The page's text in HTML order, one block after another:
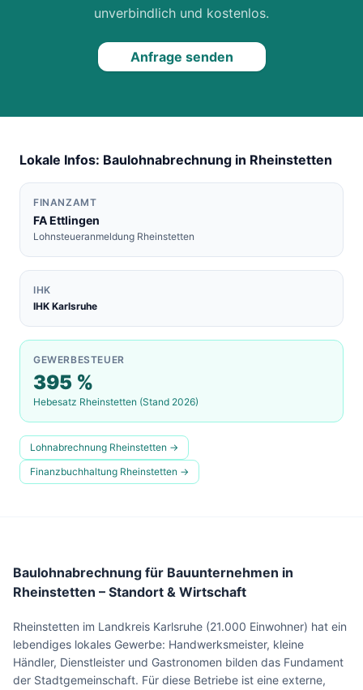
unverbindlich und kostenlos.
Anfrage senden
Lokale Infos: Baulohnabrechnung in Rheinstetten
FINANZAMT
FAEttlingen
Lohnsteueranmeldung Rheinstetten
IHK
IHK Karlsruhe
GEWERBESTEUER
395 %
Hebesatz Rheinstetten (Stand 2026)
Lohnabrechnung Rheinstetten →
Finanzbuchhaltung Rheinstetten →
Baulohnabrechnung für Bauunternehmen in
Rheinstetten – Standort & Wirtschaft
Rheinstetten im Landkreis Karlsruhe (21.000 Einwohner) hat ein
lebendiges lokales Gewerbe: Handwerksmeister, kleine
Händler, Dienstleister und Gastronomen bilden das Fundament
der Stadtgemeinschaft. Für diese Betriebe ist eine externe,